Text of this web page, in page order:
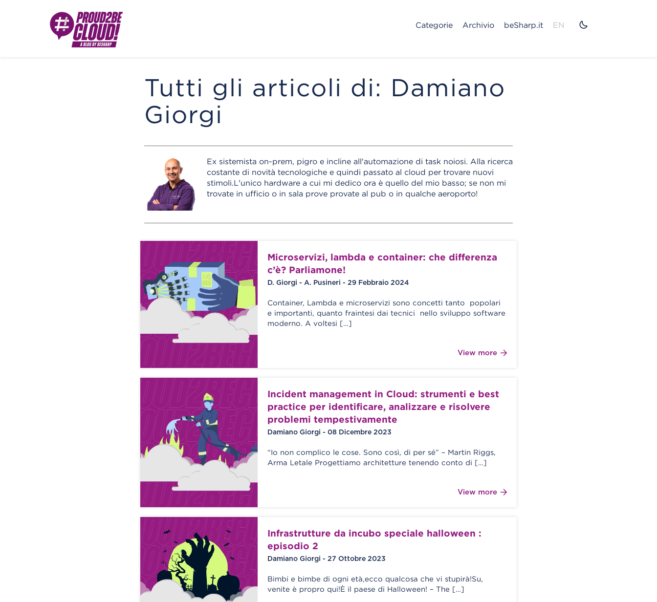
Categorie Archivio beSharp.it EN
Tutti gli articoli di: Damiano
Giorgi
Ex sistemista on-prem, pigro e incline all'automazione di task noiosi. Alla ricerca
costante di novità tecnologiche e quindi passato al cloud per trovare nuovi
stimoli.L'unico hardware a cui mi dedico ora è quello del mio basso; se non mi
trovate in ufficio o in sala prove provate al pub o in qualche aeroporto!
Microservizi, lambda e container: che differenza
c’è? Parliamone!
D. Giorgi - A. Pusineri - 29 Febbraio 2024
Container, Lambda e microservizi sono concetti tanto popolari
e importanti, quanto fraintesi dai tecnici nello sviluppo software
moderno. A voltesi […]
View more
Incident management in Cloud: strumenti e best
practice per identificare, analizzare e risolvere
problemi tempestivamente
Damiano Giorgi - 08 Dicembre 2023
“Io non complico le cose. Sono così, di per sé” – Martin Riggs,
Arma Letale Progettiamo architetture tenendo conto di […]
View more
Infrastrutture da incubo speciale halloween :
episodio 2
Damiano Giorgi - 27 Ottobre 2023
Bimbi e bimbe di ogni età,ecco qualcosa che vi stupirà!Su,
venite è propro qui!È il paese di Halloween! – The […]